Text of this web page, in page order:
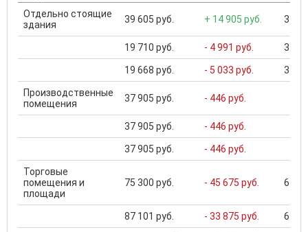
Отдельно стоящие
здания
39 605 руб. + 14 905 руб. 345
19 710 руб. - 4 991 руб. 345
19 668 руб. - 5 033 руб. 345
Производственные
помещения
37 905 руб. - 446 руб.
37 905 руб. - 446 руб.
37 905 руб. - 446 руб.
Торговые
помещения и
площади
75 300 руб. - 45 675 руб. 645
87 101 руб. - 33 875 руб. 645